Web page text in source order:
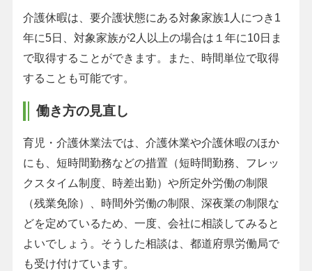
介護休暇は、要介護状態にある対象家族1人につき1
年に5日、対象家族が2人以上の場合は１年に10日ま
で取得することができます。また、時間単位で取得
することも可能です。
働き方の見直し
育児・介護休業法では、介護休業や介護休暇のほか
にも、短時間勤務などの措置（短時間勤務、フレッ
クスタイム制度、時差出勤）や所定外労働の制限
（残業免除）、時間外労働の制限、深夜業の制限な
どを定めているため、一度、会社に相談してみると
よいでしょう。そうした相談は、都道府県労働局で
も受け付けています。